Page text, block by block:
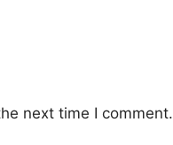
next time I comment.